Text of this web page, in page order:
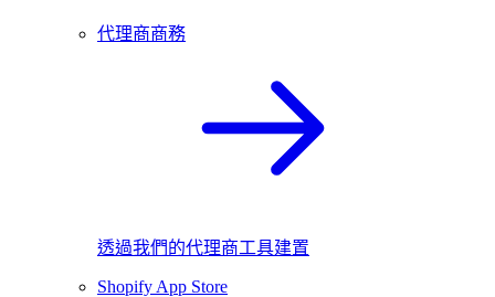
代理商商務
透過我們的代理商工具建置
Shopify App Store